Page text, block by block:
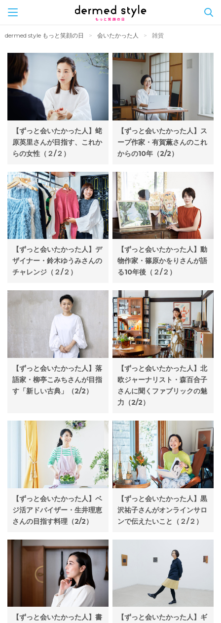
content
dermed style もっと笑顔の日 会いたかった人 雑貨
【ずっと会いたかった人】蛯
原英里さんが目指す、これか
らの女性（２/２）
【ずっと会いたかった人】ス
ープ作家・有賀薫さんのこれ
からの10年（2/2）
【ずっと会いたかった人】デ
ザイナー・鈴木ゆうみさんの
チャレンジ（２/２）
【ずっと会いたかった人】動
物作家・篠原かをりさんが語
る10年後（２/２）
【ずっと会いたかった人】落
語家・柳亭こみちさんが目指
す「新しい古典」（2/2）
【ずっと会いたかった人】北
欧ジャーナリスト・森百合子
さんに聞くファブリックの魅
力（2/2）
【ずっと会いたかった人】ベ
ジ活アドバイザー・生井理恵
さんの目指す料理（2/2）
【ずっと会いたかった人】黒
沢祐子さんがオンラインサロ
ンで伝えたいこと（２/２）
【ずっと会いたかった人】書
【ずっと会いたかった人】ギ